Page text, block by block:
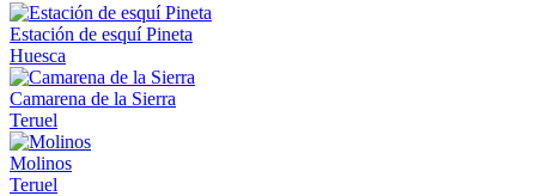
Estación de esquí Pineta
Huesca
Camarena de la Sierra
Teruel
Molinos
Teruel